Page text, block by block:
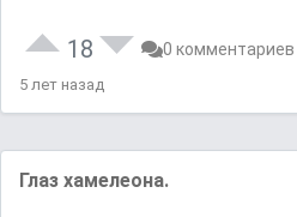
18 0 комментариев
5 лет назад
Глаз хамелеона.